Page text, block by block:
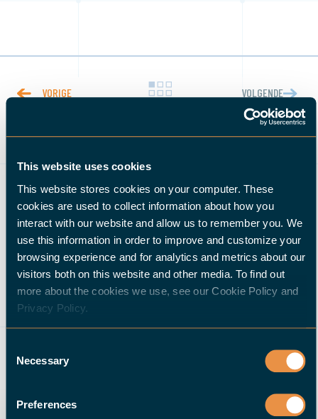
This website uses cookies
This website stores cookies on your computer. These
cookies are used to collect information about how you
interact with our website and allow us to remember you. We
use this information in order to improve and customize your
browsing experience and for analytics and metrics about our
visitors both on this website and other media. To find out
more about the cookies we use, see our Cookie Policy and
Privacy Policy.
Selection
Necessary
Preferences
VORIGE VOLGENDE
GERELATEERD
Waarom
automatisering van
oudere CNC-
werktuigmachines
helemaal niet zo moeilijk is
Robert van Soest weerlegt een veel